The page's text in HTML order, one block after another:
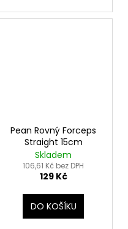
Pean Rovný Forceps
Straight 15cm
Skladem
106,61 Kč bez DPH
129 Kč
DO KOŠÍKU